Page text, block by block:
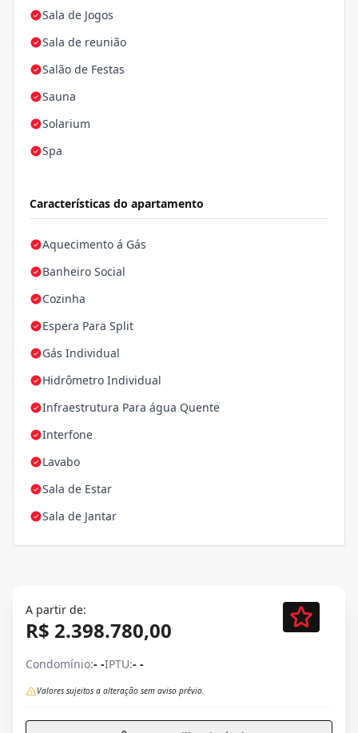
Sala de Jogos
Sala de reunião
Salão de Festas
Sauna
Solarium
Spa
Características do apartamento
Aquecimento á Gás
Banheiro Social
Cozinha
Espera Para Split
Gás Individual
Hidrômetro Individual
Infraestrutura Para água Quente
Interfone
Lavabo
Sala de Estar
Sala de Jantar
A partir de:
R$ 2.398.780,00
Condomínio:- -IPTU:- -
Valores sujeitos a alteração sem aviso prévio.